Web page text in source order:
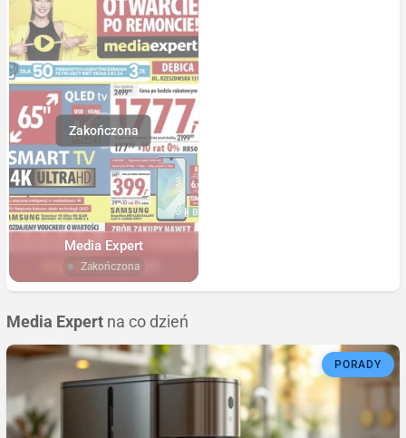
Media Expert
Zakończona
Media Expert na co dzień
PORADY